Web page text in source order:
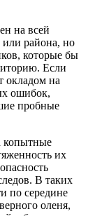
на всей
или района, но
которые бы
Если
окладом на
ошибок,
пробные
копытные
их
В таких
по середине
оленя,